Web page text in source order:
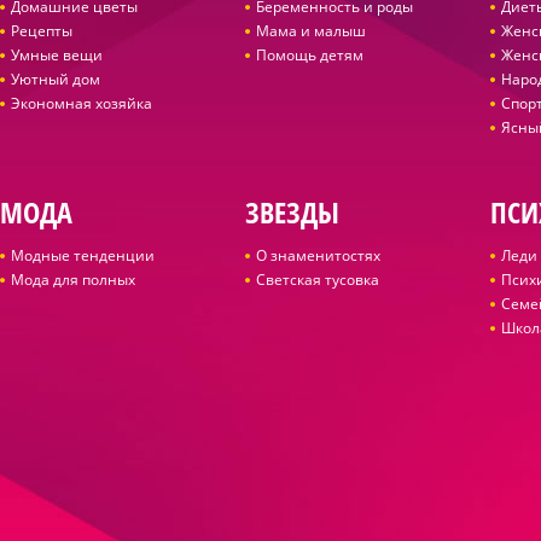
Домашние цветы
Рецепты
Умные вещи
Уютный дом
Экономная хозяйка
Беременность и роды
Мама и малыш
Помощь детям
МОДА
Модные тенденции
Мода для полных
ЗВЕЗДЫ
О знаменитостях
Светская тусовка
Леди